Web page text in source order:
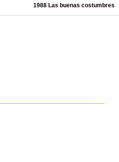
1988 Las buenas costumbres